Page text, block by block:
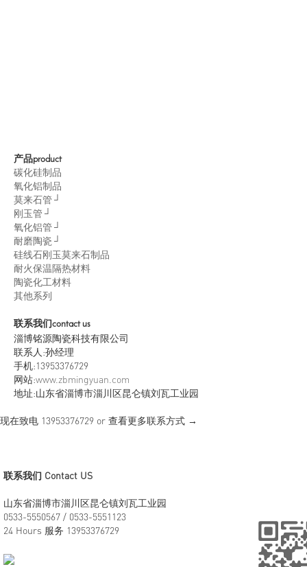
产品product
碳化硅制品
氧化铝制品
莫来石管 ┘
刚玉管 ┘
氧化铝管 ┘
耐磨陶瓷 ┘
硅线石刚玉莫来石制品
耐火保温隔热材料
陶瓷化工材料
其他系列
联系我们contact us
淄博铭源陶瓷科技有限公司
联系人:孙经理
手机:13953376729
网站:www.zbmingyuan.com
地址:山东省淄博市淄川区昆仑镇刘瓦工业园
现在致电 13953376729 or 查看更多联系方式 →
联系我们 Contact US
山东省淄博市淄川区昆仑镇刘瓦工业园
0533-5550567 / 0533-5551123
24 Hours 服务 13953376729